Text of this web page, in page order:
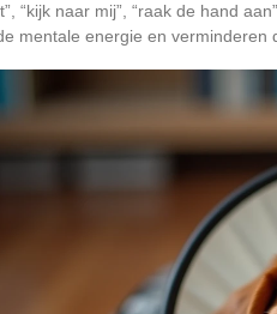
“kijk naar mij”, “raak de hand
mentale energie en verminderen